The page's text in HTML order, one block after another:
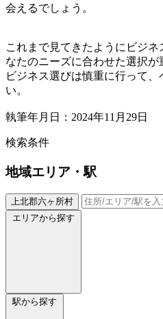
会えるでしょう。
これまで見てきたようにビジ
なたのニーズに合わせた選択が
ビジネス選びは慎重に行って
い。
執筆年月日：2024年11月29日
検索条件
地域エリア・駅
上北郡六ヶ所村
エリアから探す
駅から探す